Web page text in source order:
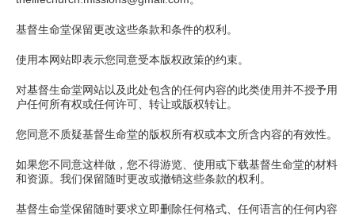
基督生命堂保留更改这些条款和条件的权利。
使用本网站即表示您同意受本版权政策的约束。
对基督生命堂网站以及此处包含的任何内容的此类使用并不授予用
户任何所有权或任何许可、转让或版权转让。
您同意不质疑基督生命堂的版权所有权或本文所含内容的有效性。
如果您不同意这样做，您不得游览、使用或下载基督生命堂的材料
和资源。我们保留随时更改或撤销这些条款的权利。
基督生命堂保留随时要求立即删除任何格式、任何语言的任何内容